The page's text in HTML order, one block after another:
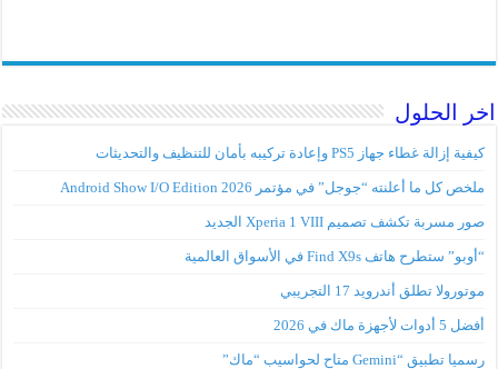
اخر الحلول
كيفية إزالة غطاء جهاز PS5 وإعادة تركيبه بأمان للتنظيف والتحديثات
ملخص كل ما أعلنته “جوجل” في مؤتمر Android Show I/O Edition 2026
صور مسربة تكشف تصميم Xperia 1 VIII الجديد
“أوبو” ستطرح هاتف Find X9s في الأسواق العالمية
موتورولا تطلق أندرويد 17 التجريبي
أفضل 5 أدوات لأجهزة ماك في 2026
رسميا تطبيق “Gemini متاح لحواسيب “ماك”